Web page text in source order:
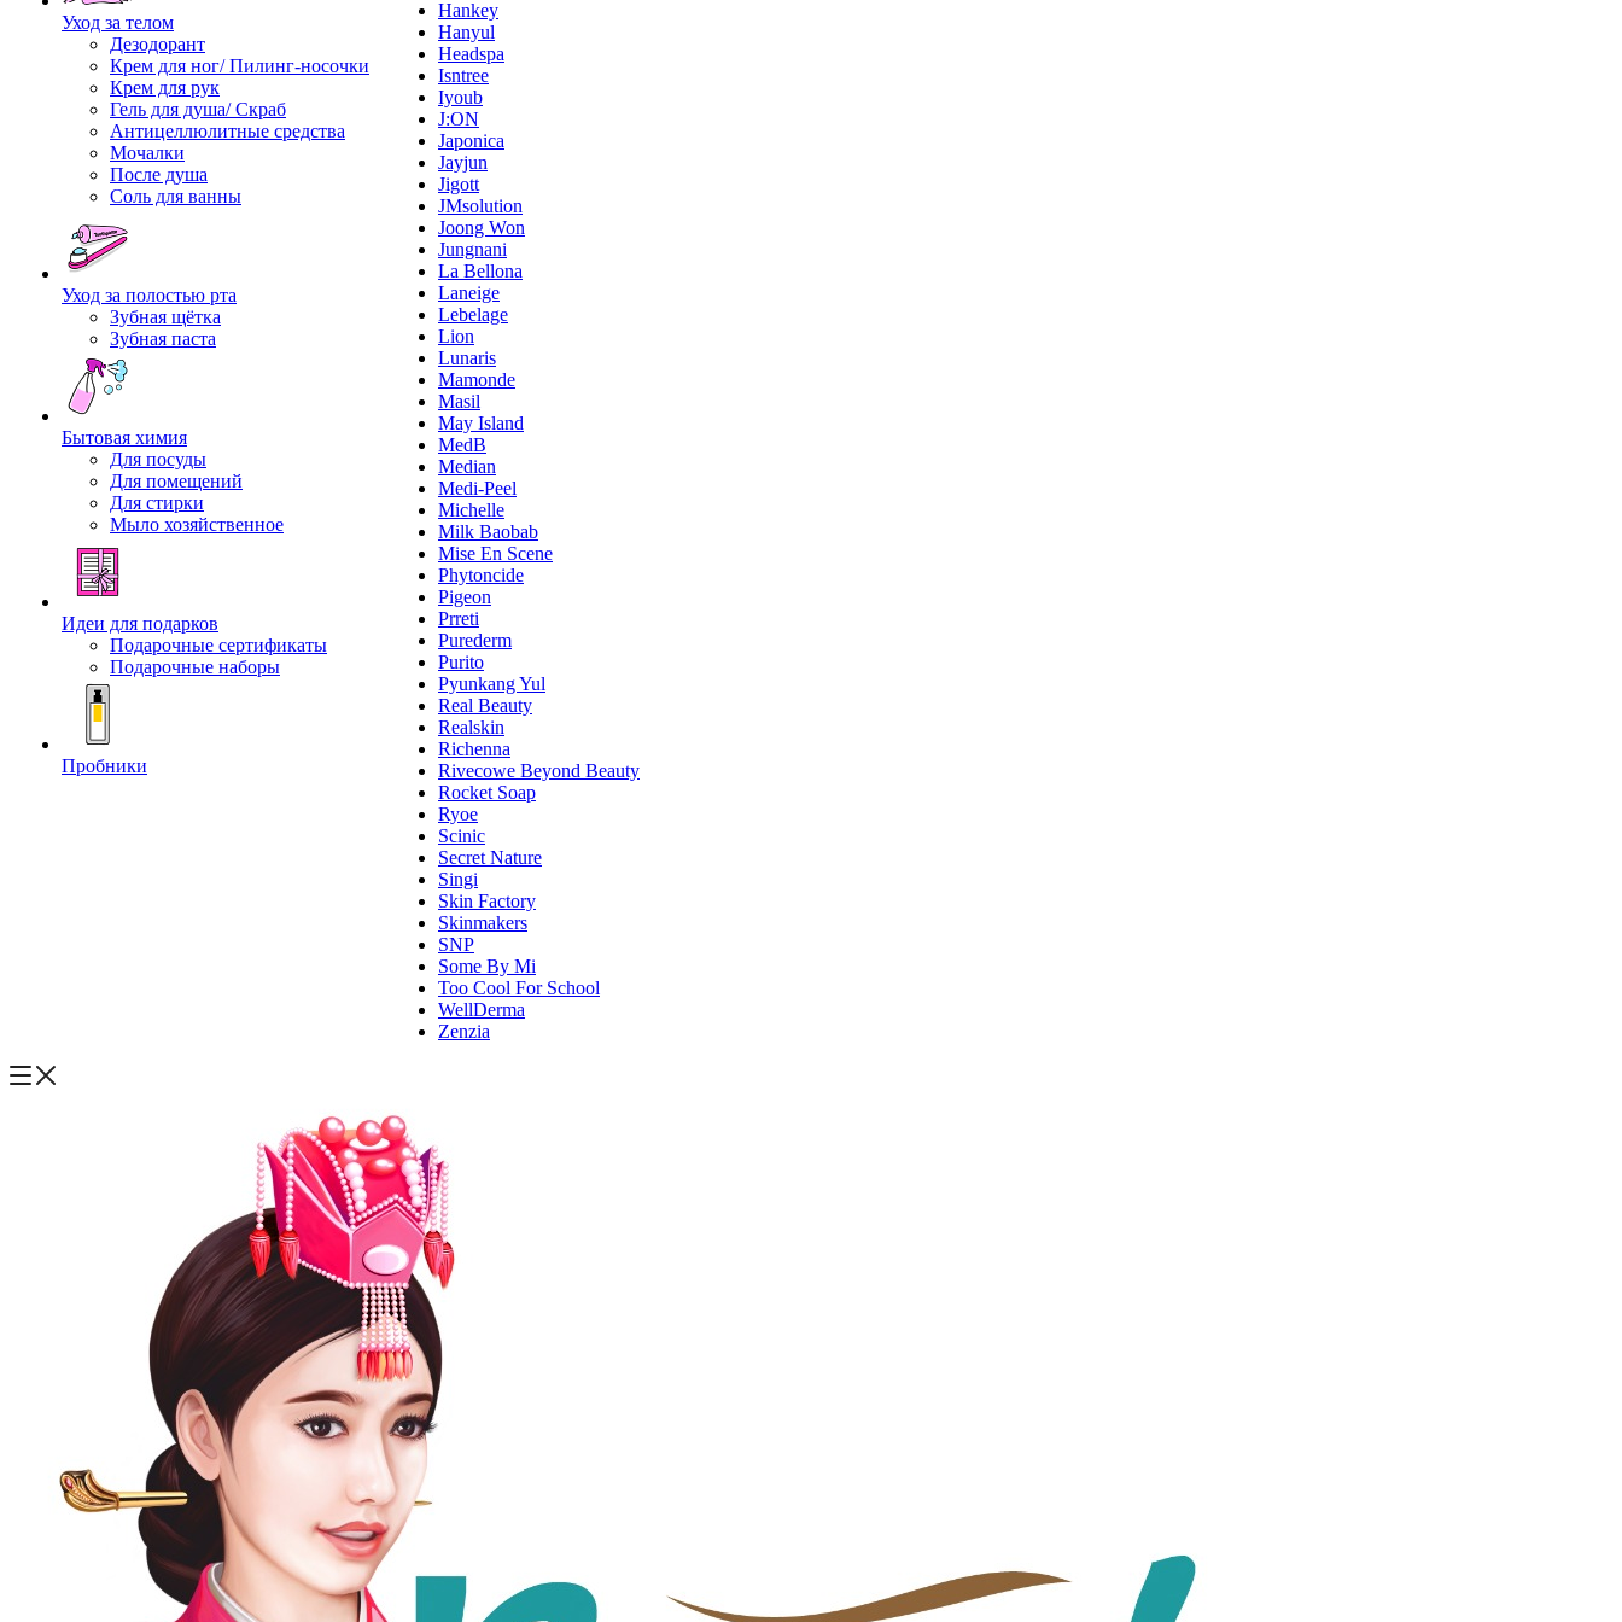
Уход за телом
Дезодорант
Крем для ног/ Пилинг-носочки
Крем для рук
Гель для душа/ Скраб
Антицеллюлитные средства
Мочалки
После душа
Соль для ванны
Уход за полостью рта
Зубная щётка
Зубная паста
Бытовая химия
Для посуды
Для помещений
Для стирки
Мыло хозяйственное
Идеи для подарков
Подарочные сертификаты
Подарочные наборы
Пробники
Hankey
Hanyul
Headspa
Isntree
Iyoub
J:ON
Japonica
Jayjun
Jigott
JMsolution
Joong Won
Jungnani
La Bellona
Laneige
Lebelage
Lion
Lunaris
Mamonde
Masil
May Island
MedB
Median
Medi-Peel
Michelle
Milk Baobab
Mise En Scene
Phytoncide
Pigeon
Prreti
Purederm
Purito
Pyunkang Yul
Real Beauty
Realskin
Richenna
Rivecowe Beyond Beauty
Rocket Soap
Ryoe
Scinic
Secret Nature
Singi
Skin Factory
Skinmakers
SNP
Some By Mi
Too Cool For School
WellDerma
Zenzia